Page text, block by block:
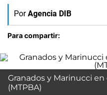
Por Agencia DIB
Para compartir:
Granados y Marinucci
(MTPBA)